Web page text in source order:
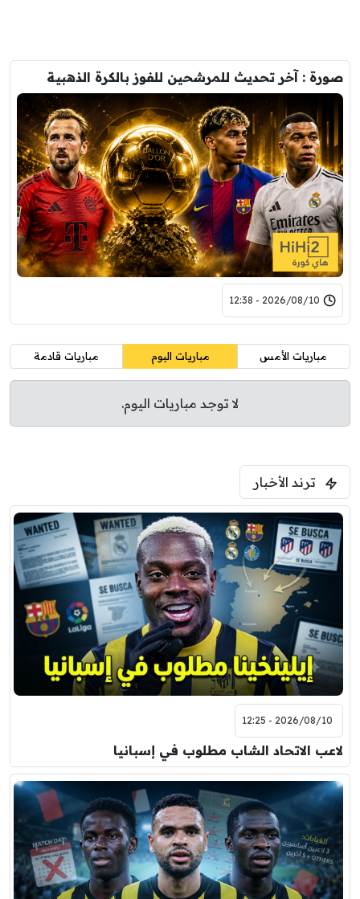
صورة : آخر تحديث للمرشحين للفوز بالكرة الذهبية
2026/08/10 - 12:38
مباريات الأمس مباريات اليوم مباريات قادمة
لا توجد مباريات اليوم.
ترند الأخبار
2026/08/10 - 12:25
لاعب الاتحاد الشاب مطلوب في إسبانيا